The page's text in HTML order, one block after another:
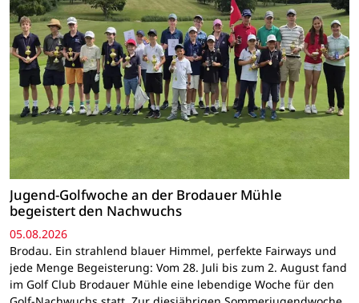
Jugend-Golfwoche an der Brodauer Mühle
begeistert den Nachwuchs
05.08.2026
Brodau. Ein strahlend blauer Himmel, perfekte Fairways und
jede Menge Begeisterung: Vom 28. Juli bis zum 2. August fand
im Golf Club Brodauer Mühle eine lebendige Woche für den